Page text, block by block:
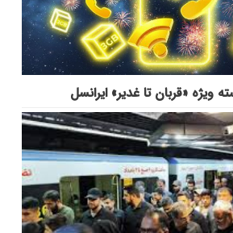
ویژه «قربان تا غدیر» ایرانسل